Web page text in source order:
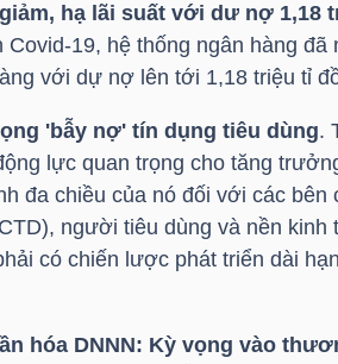
hạ lãi suất với dư nợ 1,18
Covid-19, hệ thống ngân hàng
với dự nợ lên tới 1,18 triệu tỉ
'bẫy nợ' tín dụng tiêu dùng.
lực quan trọng cho tăng
đa chiều của nó đối với các
người tiêu dùng và nền
có chiến lược phát triển dài
hóa DNNN: Kỳ vọng vào